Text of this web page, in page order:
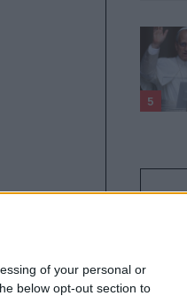
of your personal or
below opt-out section to
5